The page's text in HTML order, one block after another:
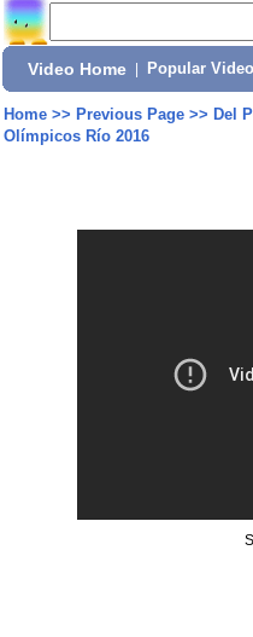
Video Home Popular
Home>> Previous Page>> Del
Olímpicos Río 2016